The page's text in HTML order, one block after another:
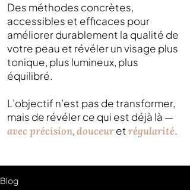
Des méthodes concrètes,
accessibles et efficaces pour
améliorer durablement la qualité de
votre peau et révéler un visage plus
tonique, plus lumineux, plus
équilibré.
L’objectif n’est pas de transformer,
mais de révéler ce qui est déjà là —
avec précision,douceuretrégularité.
Blog